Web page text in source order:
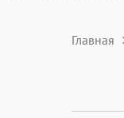
Главная